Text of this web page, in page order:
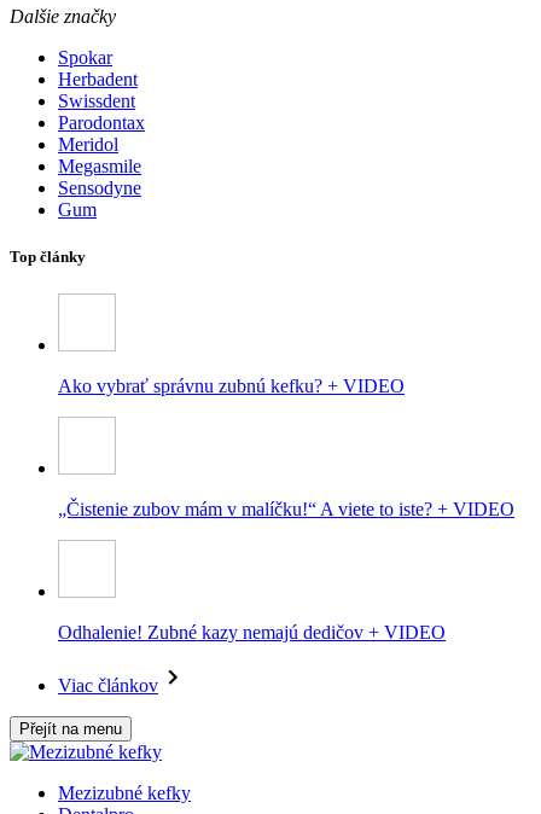
Dalšie značky
Spokar
Herbadent
Swissdent
Parodontax
Meridol
Megasmile
Sensodyne
Gum
Top články
Ako vybrať správnu zubnú kefku? + VIDEO
„Čistenie zubov mám v malíčku!“ A viete to iste? + VIDEO
Odhalenie! Zubné kazy nemajú dedičov + VIDEO
Viac článkov
Přejít na menu
Mezizubné kefky